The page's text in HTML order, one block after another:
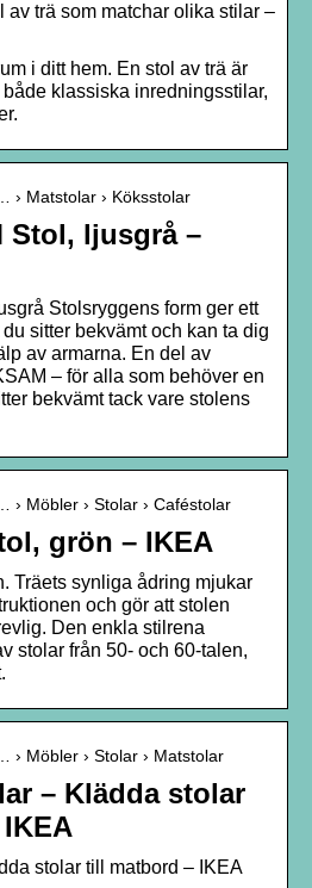
av trä som matchar olika stilar –
i ditt hem. En stol av trä är
klassiska inredningsstilar,
› Matstolar › Köksstolar
Stol, ljusgrå –
Stolsryggens form ger ett
sitter bekvämt och kan ta dig
av armarna. En del av
– för alla som behöver en
bekvämt tack vare stolens
› Möbler › Stolar › Caféstolar
grön – IKEA
Träets synliga ådring mjukar
och gör att stolen
Den enkla stilrena
stolar från 50- och 60-talen,
› Möbler › Stolar › Matstolar
– Klädda stolar
stolar till matbord – IKEA